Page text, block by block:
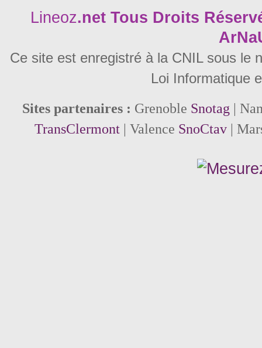
Lineoz.net Tous Droits
Ce site est enregistré à la CNIL sous le
Loi Informatique
Sites partenaires : Grenoble Snotag |
TransClermont| Valence SnoCtav|